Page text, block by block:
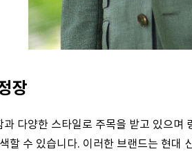
장
과 다양한 스타일로 주목을 받고 있으며
할 수 있습니다. 이러한 브랜드는 현대